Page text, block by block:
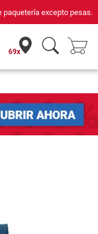
excepto pesas.
69x